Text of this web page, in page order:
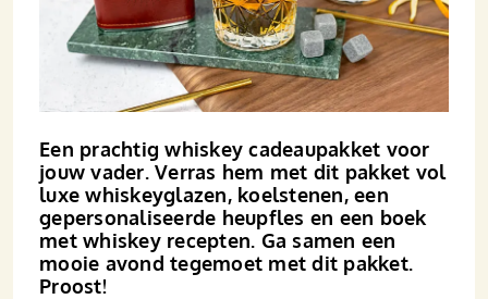
Een prachtig whiskey cadeaupakket voor
jouw vader. Verras hem met dit pakket vol
luxe whiskeyglazen, koelstenen, een
gepersonaliseerde heupfles en een boek
met whiskey recepten. Ga samen een
mooie avond tegemoet met dit pakket.
Proost!